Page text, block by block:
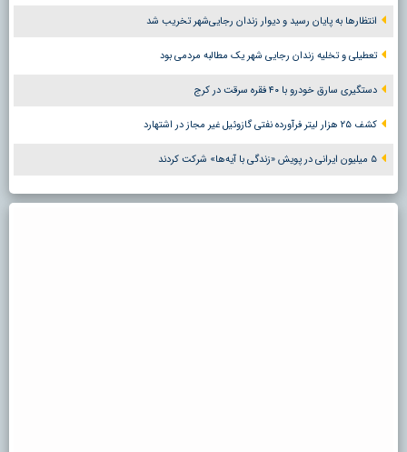
انتظارها به پایان رسید و دیوار زندان رجایی‌شهر تخریب شد
تعطیلی و تخلیه زندان رجایی شهر یک مطالبه مردمی بود
دستگیری سارق خودرو با ۴۰ فقره سرقت در کرج
کشف ۲۵ هزار لیتر فرآورده نفتی گازوئیل غیر مجاز در اشتهارد
۵ میلیون ایرانی در پویش «زندگی با آیه‌ها» شرکت کردند